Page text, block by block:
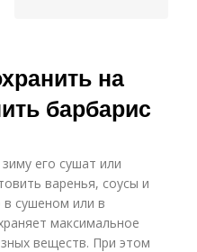
на
барбарис
его сушат или
варенья, соусы и
в сушеном или в
максимальное
веществ. При этом